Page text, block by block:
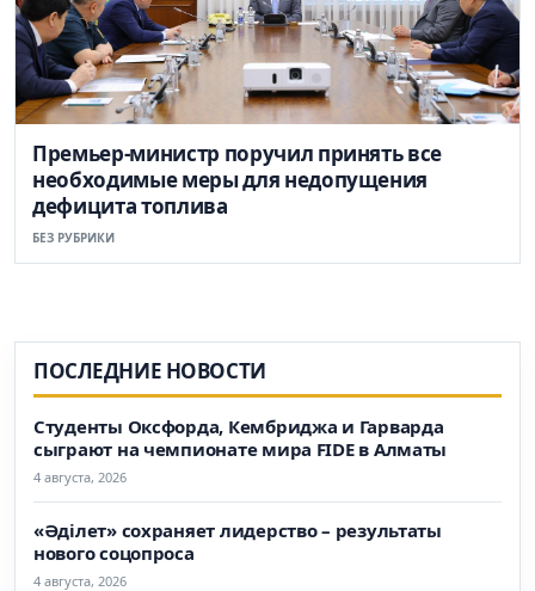
Премьер-министр поручил принять все
необходимые меры для недопущения
дефицита топлива
БЕЗ РУБРИКИ
ПОСЛЕДНИЕ НОВОСТИ
Студенты Оксфорда, Кембриджа и Гарварда
сыграют на чемпионате мира FIDE в Алматы
4 августа, 2026
«Әділет» сохраняет лидерство – результаты
нового соцопроса
4 августа, 2026